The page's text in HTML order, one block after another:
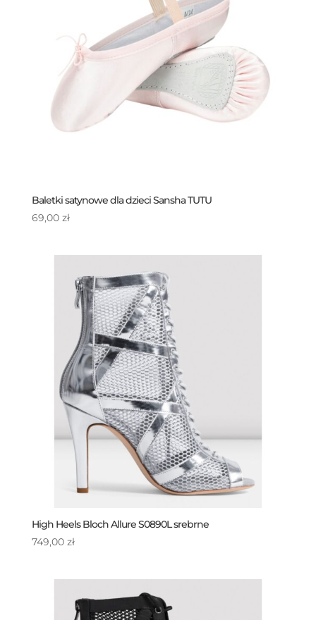
Baletki satynowe dla dzieci Sansha TUTU
69,00 zł
High Heels Bloch Allure S0890L srebrne
749,00 zł